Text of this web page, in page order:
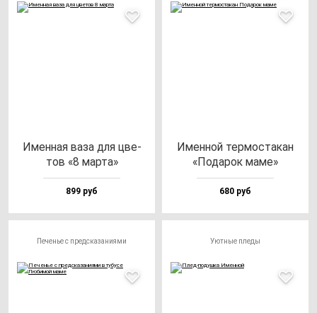
Имен­ная ва­за для цве­
тов «8 мар­та»
899 руб
Имен­ной тер­мос­та­кан
«Пода­рок ма­ме»
680 руб
Печенье с предсказаниями Уютные пледы